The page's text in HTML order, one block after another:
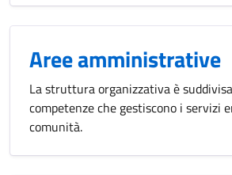
Aree amministrative
La struttura organizzativa è
competenze che gestiscono i servizi
comunità.